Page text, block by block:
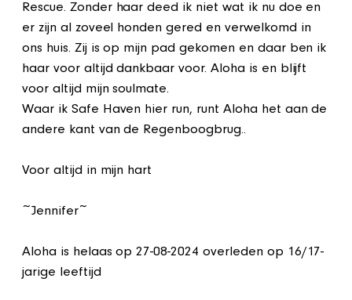
Rescue. Zonder haar deed ik niet wat ik nu doe en
er zijn al zoveel honden gered en verwelkomd in
ons huis. Zij is op mijn pad gekomen en daar ben ik
haar voor altijd dankbaar voor. Aloha is en blijft
voor altijd mijn soulmate.
Waar ik Safe Haven hier run, runt Aloha het aan de
andere kant van de Regenboogbrug..
Voor altijd in mijn hart
~Jennifer~
Aloha is helaas op 27-08-2024 overleden op 16/17-
jarige leeftijd